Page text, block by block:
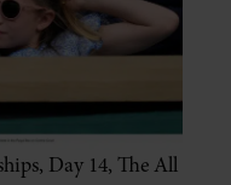
Day 14, The All